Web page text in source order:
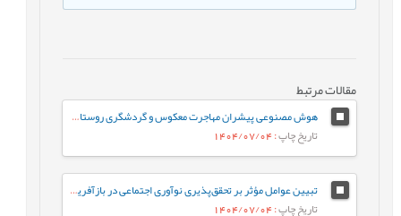
مقالات مرتبط
هوش مصنوعی پیشران مهاجرت معکوس و گردشگری روستایی موردی مطالعه روستاهای استان یزد
تاریخ چاپ: 1404/07/04
تبیین عوامل مؤثر بر تحقق‌پذیری نوآوری اجتماعی در بازآفرینی شهری
تاریخ چاپ: 1404/07/04